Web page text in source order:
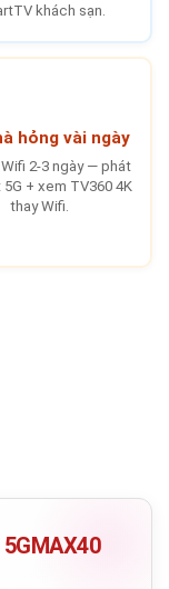
khách sạn.
hỏng vài ngày
2-3 ngày — phát
+ xem TV360 4K
thay Wifi.